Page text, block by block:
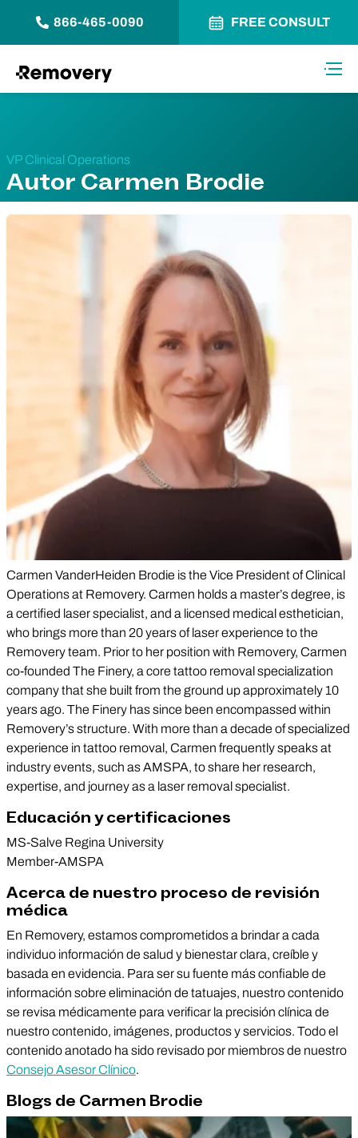
866-465-0090 FREE CONSULT
VP Clinical Operations
Autor Carmen Brodie
Carmen VanderHeiden Brodie is the Vice President of Clinical
Operations at Removery. Carmen holds a master’s degree, is
a certified laser specialist, and a licensed medical esthetician,
who brings more than 20 years of laser experience to the
Removery team. Prior to her position with Removery, Carmen
co-founded The Finery, a core tattoo removal specialization
company that she built from the ground up approximately 10
years ago. The Finery has since been encompassed within
Removery’s structure. With more than a decade of specialized
experience in tattoo removal, Carmen frequently speaks at
industry events, such as AMSPA, to share her research,
expertise, and journey as a laser removal specialist.
Educación y certificaciones
MS-Salve Regina University
Member-AMSPA
Acerca de nuestro proceso de revisión
médica
En Removery, estamos comprometidos a brindar a cada
individuo información de salud y bienestar clara, creíble y
basada en evidencia. Para ser su fuente más confiable de
información sobre eliminación de tatuajes, nuestro contenido
se revisa médicamente para verificar la precisión clínica de
nuestro contenido, imágenes, productos y servicios. Todo el
contenido anotado ha sido revisado por miembros de nuestro
Consejo Asesor Clínico.
Blogs de Carmen Brodie